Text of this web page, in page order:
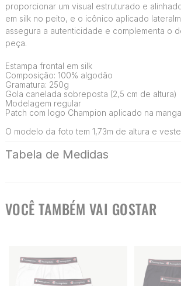
proporcionar um visual estruturado e
em silk no peito, e o icônico aplicado
assegura a autenticidade e complementa o
peça.
Estampa frontal em silk
Composição: 100% algodão
Gramatura: 250g
Gola canelada sobreposta (2,5 cm de altura)
Modelagem regular
Patch com logo Champion aplicado na manga
O modelo da foto tem 1,73m de altura e
Tabela de Medidas
VOCÊ TAMBÉM VAI GOSTAR